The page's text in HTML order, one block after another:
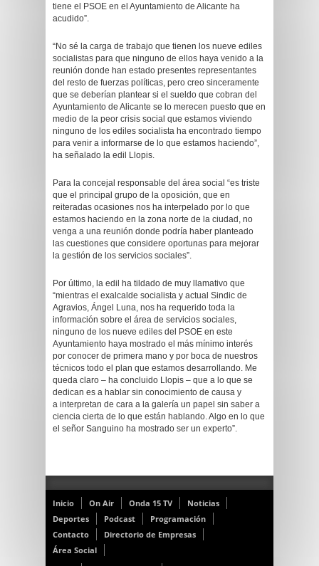
tiene el PSOE en el Ayuntamiento de Alicante ha
acudido”.
“No sé la carga de trabajo que tienen los nueve ediles
socialistas para que ninguno de ellos haya venido a la
reunión donde han estado presentes representantes
del resto de fuerzas políticas, pero creo sinceramente
que se deberían plantear si el sueldo que cobran del
Ayuntamiento de Alicante se lo merecen puesto que en
medio de la peor crisis social que estamos viviendo
ninguno de los ediles socialista ha encontrado tiempo
para venir a informarse de lo que estamos haciendo”,
ha señalado la edil Llopis.
Para la concejal responsable del área social “es triste
que el principal grupo de la oposición, que en
reiteradas ocasiones nos ha interpelado por lo que
estamos haciendo en la zona norte de la ciudad, no
venga a una reunión donde podría haber planteado
las cuestiones que considere oportunas para mejorar
la gestión de los servicios sociales”.
Por último, la edil ha tildado de muy llamativo que
“mientras el exalcalde socialista y actual Sindic de
Agravios, Ángel Luna, nos ha requerido toda la
información sobre el área de servicios sociales,
ninguno de los nueve ediles del PSOE en este
Ayuntamiento haya mostrado el más mínimo interés
por conocer de primera mano y por boca de nuestros
técnicos todo el plan que estamos desarrollando. Me
queda claro – ha concluido Llopis – que a lo que se
dedican es a hablar sin conocimiento de causa y
a interpretan de cara a la galería un papel sin saber a
ciencia cierta de lo que están hablando. Algo en lo que
el señor Sanguino ha mostrado ser un experto”.
Inicio On Air Onda 15 TV
Noticias
Deportes
Podcast
Programación
Contacto
Directorio de Empresas
Área Social